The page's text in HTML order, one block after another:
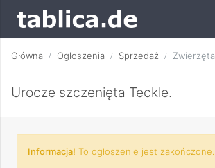
Główna Ogłoszenia Sprzedaż Zwierzęta
Urocze szczenięta Teckle.
Informacja! To ogłoszenie jest zakończone.